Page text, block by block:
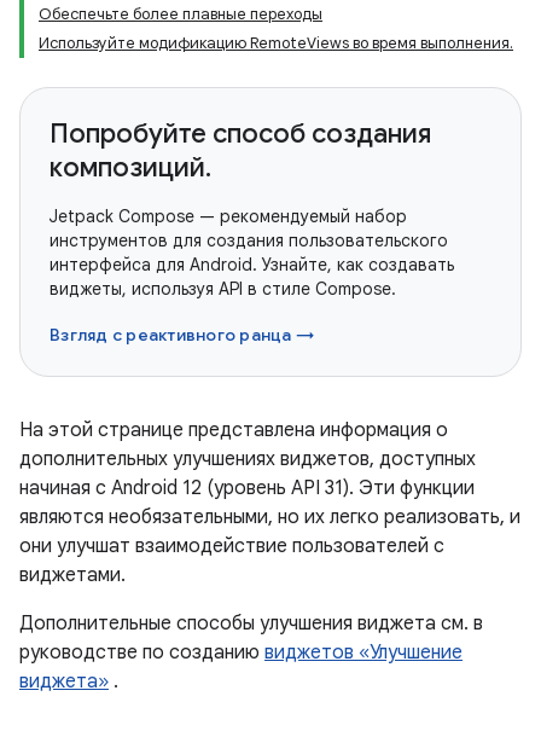
Обеспечьте более плавные переходы
Используйте модификацию RemoteViews во время выполнения.
Попробуйте способ создания
композиций.
Jetpack Compose — рекомендуемый набор
инструментов для создания пользовательского
интерфейса для Android. Узнайте, как создавать
виджеты, используя API в стиле Compose.
Взгляд с реактивного ранца →
На этой странице представлена ​​информация о
дополнительных улучшениях виджетов, доступных
начиная с Android 12 (уровень API 31). Эти функции
являются необязательными, но их легко реализовать, и
они улучшат взаимодействие пользователей с
виджетами.
Дополнительные способы улучшения виджета см. в
руководстве по созданию виджетов «Улучшение
виджета» .